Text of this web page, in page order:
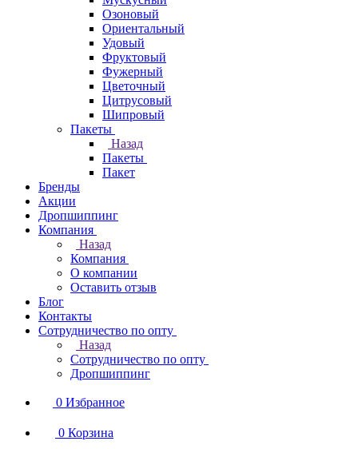
Озоновый
Ориентальный
Удовый
Фруктовый
Фужерный
Цветочный
Цитрусовый
Шипровый
Пакеты
Назад
Пакеты
Пакет
Бренды
Акции
Дропшиппинг
Компания
Назад
Компания
О компании
Оставить отзыв
Блог
Контакты
Сотрудничество по опту
Назад
Сотрудничество по опту
Дропшиппинг
0 Избранное
0 Корзина